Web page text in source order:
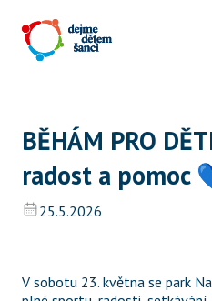
BĚHÁM PRO
radost a
25.5.2026
V sobotu 23. května se park